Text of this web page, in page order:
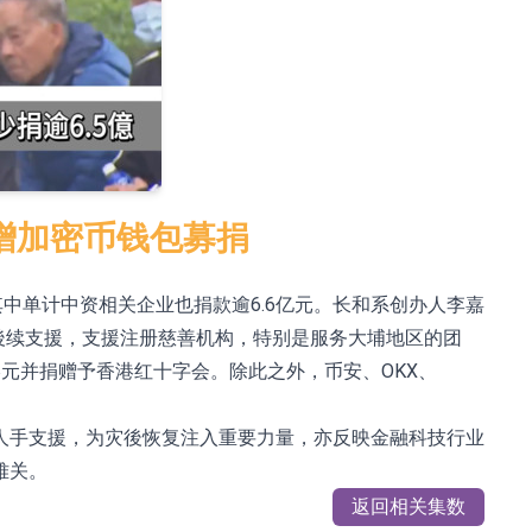
加密币钱包募捐
单计中资相关企业也捐款逾6.6亿元。长和系创办人李嘉
支援，支援注册慈善机构，特别是服务大埔地区的团
捐赠予香港红十字会。除此之外，币安、OKX、
支援，为灾後恢复注入重要力量，亦反映金融科技行业
。
返回相关集数